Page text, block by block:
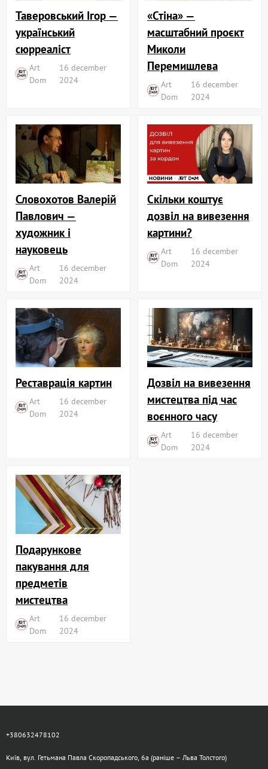
Таверовський Ігор —
український
сюрреаліст
Art
Dom
16 december
2024
«Стіна» —
масштабний проєкт
Миколи
Перемишлева
Art
Dom
16 december
2024
Словохотов Валерій
Павлович —
художник і
науковець
Art
Dom
16 december
2024
Скільки коштує
дозвіл на вивезення
картини?
Art
Dom
16 december
2024
Реставрація картин
Art
Dom
16 december
2024
Дозвіл на вивезення
мистецтва під час
воєнного часу
Art
Dom
16 december
2024
Подарункове
пакування для
предметів
мистецтва
Art
Dom
16 december
2024
+380632478102
Київ, вул. Гетьмана Павла Скоропадського, 6а (раніше – Льва Толстого)